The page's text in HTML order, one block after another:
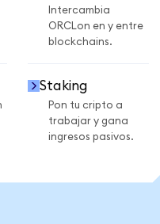
Intercambia
ORCLon en y entre
blockchains.
Staking
Pon tu cripto a
trabajar y gana
ingresos pasivos.